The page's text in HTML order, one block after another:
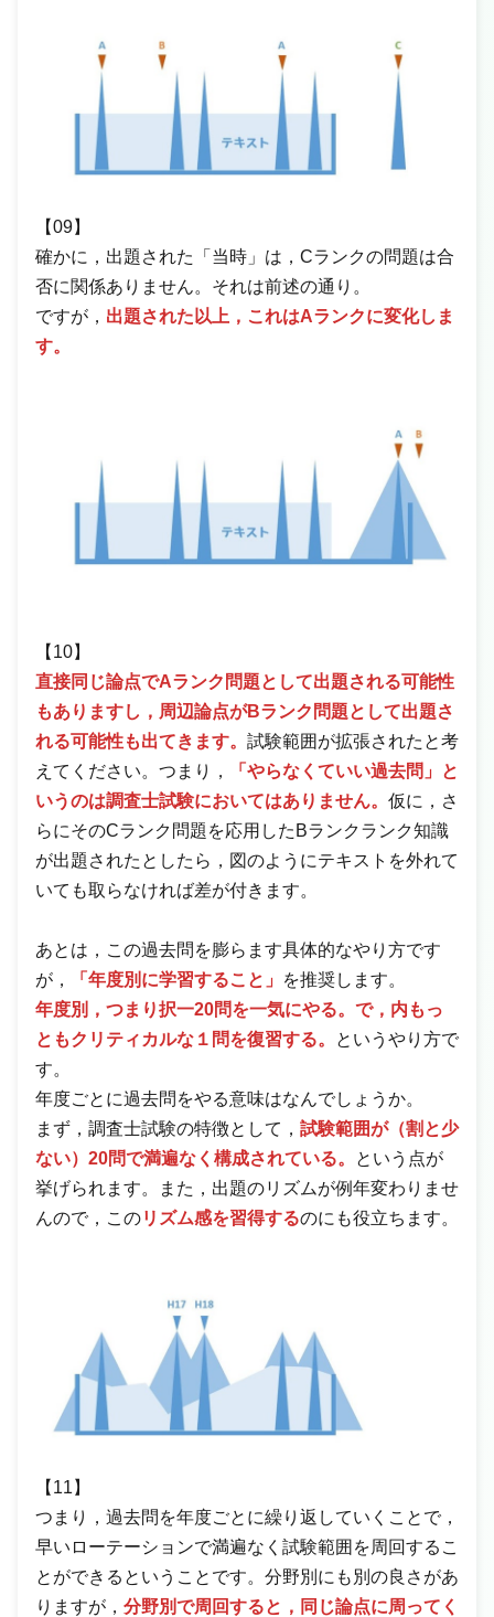
【09】
確かに，出題された「当時」は，Cランクの問題は合
否に関係ありません。それは前述の通り。
ですが， 出題された以上，これはAランクに変化しま
す。
【10】
直接同じ論点でAランク問題として出題される可能性
もありますし，周辺論点がBランク問題として出題さ
れる可能性も出てきます。 試験範囲が拡張されたと考
えてください。つまり，
「やらなくていい過去問」と
いうのは調査士試験においてはありません。 仮に，さ
らにそのCランク問題を応用したBランクランク知識
が出題されたとしたら，図のようにテキストを外れて
いても取らなければ差が付きます。
あとは，この過去問を膨らます具体的なやり方です
が，
「年度別に学習すること」
を推奨します。
年度別，つまり択一20問を一気にやる。で，内もっ
ともクリティカルな１問を復習する。
というやり方で
す。
年度ごとに過去問をやる意味はなんでしょうか。
まず，調査士試験の特徴として， 試験範囲が（割と少
ない）20問で満遍なく構成されている。
という点が
挙げられます。また，出題のリズムが例年変わりませ
んので，このリズム感を習得するのにも役立ちます。
【11】
つまり，過去問を年度ごとに繰り返していくことで，
早いローテーションで満遍なく試験範囲を周回するこ
とができるということです。分野別にも別の良さがあ
りますが， 分野別で周回すると，同じ論点に周ってく